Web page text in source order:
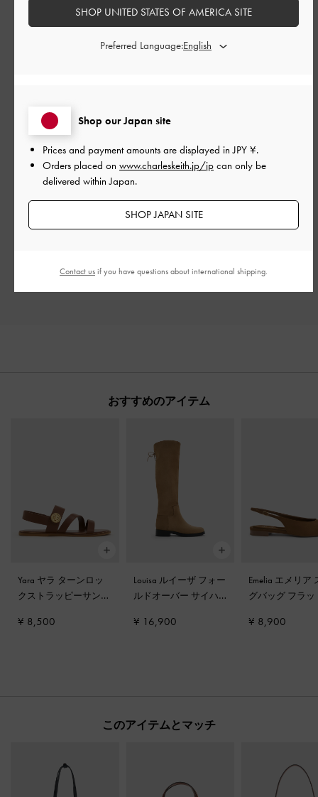
39/24.5cm |カラー: ブラック系
もっと見る
このレビューは役に立ちましたか？
0
おすすめのアイテム
Yara ヤラ ターンロッ
クストラッピーサンダ
¥ 8,500
Louisa ルイーザ フォー
ルドオーバー サイハ
¥ 16,900
Emelia エメリア
グバッグ フラ
¥ 8,900
このアイテムとマッチ
Shop our Japan site
Prices and payment amounts are displayed inJPY ¥.
Orders placed on www.charleskeith.jp/jp can only be
delivered within Japan.
SHOP JAPAN SITE
SHOP UNITED STATES OF AMERICA SITE
Preferred Language:
Contact usif you have questions about international shipping.